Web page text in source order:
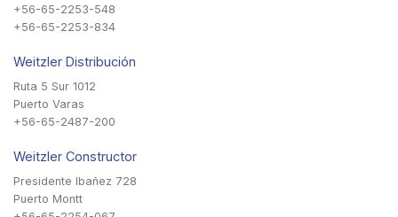
+56-65-2253-548
+56-65-2253-834
Weitzler Distribución
Ruta 5 Sur 1012
Puerto Varas
+56-65-2487-200
Weitzler Constructor
Presidente Ibañez 728
Puerto Montt